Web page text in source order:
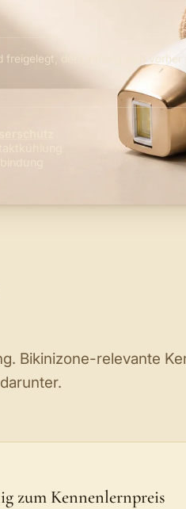
freigelegt, der Umfang wird vorher
Bikinizone-relevante
zum Kennenlernpreis